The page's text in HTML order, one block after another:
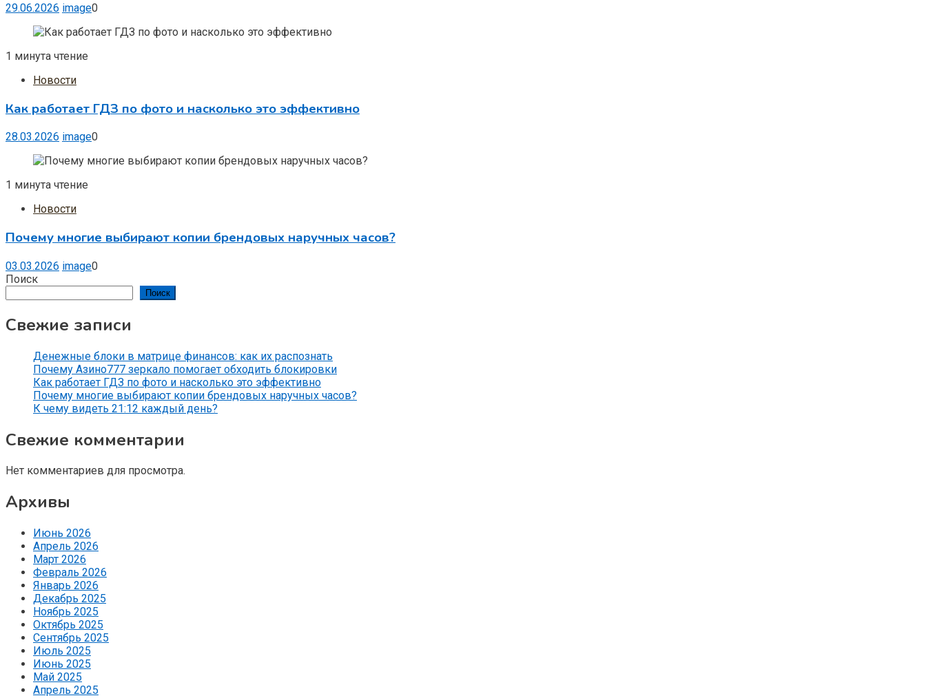
29.06.2026 image0
1 минута чтение
Новости
Как работает ГДЗ по фото и насколько это эффективно
28.03.2026 image0
1 минута чтение
Новости
Почему многие выбирают копии брендовых наручных часов?
03.03.2026 image0
Поиск
Поиск
Свежие записи
Денежные блоки в матрице финансов: как их распознать
Почему Азино777 зеркало помогает обходить блокировки
Как работает ГДЗ по фото и насколько это эффективно
Почему многие выбирают копии брендовых наручных часов?
К чему видеть 21:12 каждый день?
Свежие комментарии
Нет комментариев для просмотра.
Архивы
Июнь 2026
Апрель 2026
Март 2026
Февраль 2026
Январь 2026
Декабрь 2025
Ноябрь 2025
Октябрь 2025
Сентябрь 2025
Июль 2025
Июнь 2025
Май 2025
Апрель 2025